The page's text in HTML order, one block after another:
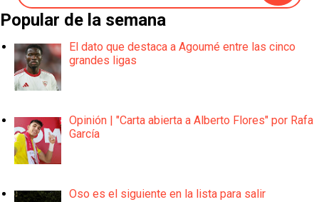
Popular de la semana
El dato que destaca a Agoumé entre las cinco
grandes ligas
Opinión | "Carta abierta a Alberto Flores" por Rafa
García
Oso es el siguiente en la lista para salir